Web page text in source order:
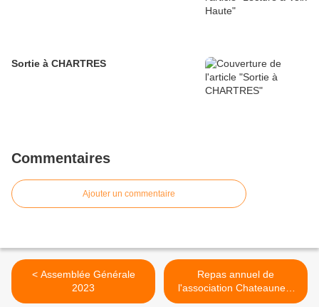
Sortie à CHARTRES
Commentaires
Ajouter un commentaire
< Assemblée Générale
2023
Repas annuel de
l'association Chateauneuf
Accueil >